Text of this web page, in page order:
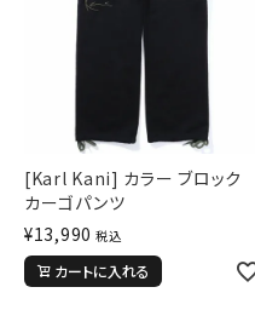
キーワードから探す
価格から探す
並び順
[Karl Kani] カラー ブロック
カーゴパンツ
¥13,990 税込
カートに入れる